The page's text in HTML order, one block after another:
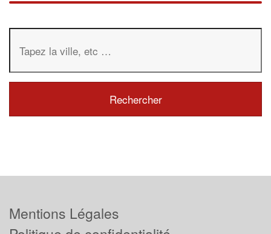
Mentions Légales